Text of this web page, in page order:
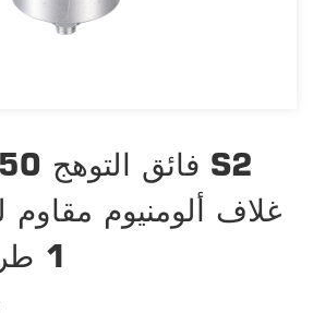
1 طرف مع برغي